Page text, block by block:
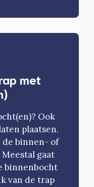
met
Ook
plaatsen.
binnen- of
gaat
binnenbocht
van de trap